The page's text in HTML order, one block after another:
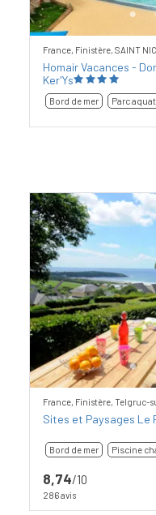
France, Finistère, SAINT NIC
Homair Vacances -
Ker'Ys
Bord de mer Parc
Previous
France, Finistère, Telgruc-
Sites et Paysages Le
Bord de mer Piscine
8,74/10
286 avis